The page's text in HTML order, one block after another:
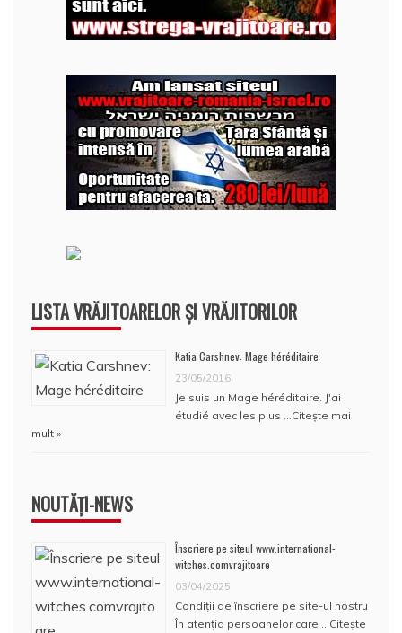
LISTA VRĂJITOARELOR ȘI VRĂJITORILOR
Katia Carshnev: Mage héréditaire
23/05/2016
Je suis un Mage héréditaire. J'ai
étudié avec les plus … Citește mai
mult »
NOUTĂȚI-NEWS
Înscriere pe siteul www.international-
witches.comvrajitoare
03/04/2025
Condiţii de înscriere pe site-ul nostru
În atenţia persoanelor care … Citește